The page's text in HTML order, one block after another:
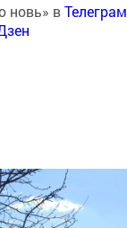
новь» вТелеграм